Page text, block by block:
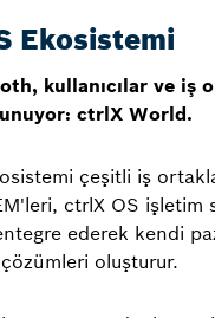
Ekosistemi
kullanıcılar ve iş
ctrlX World.
çeşitli iş
ctrlX OS işletim
ederek kendi
oluşturur.